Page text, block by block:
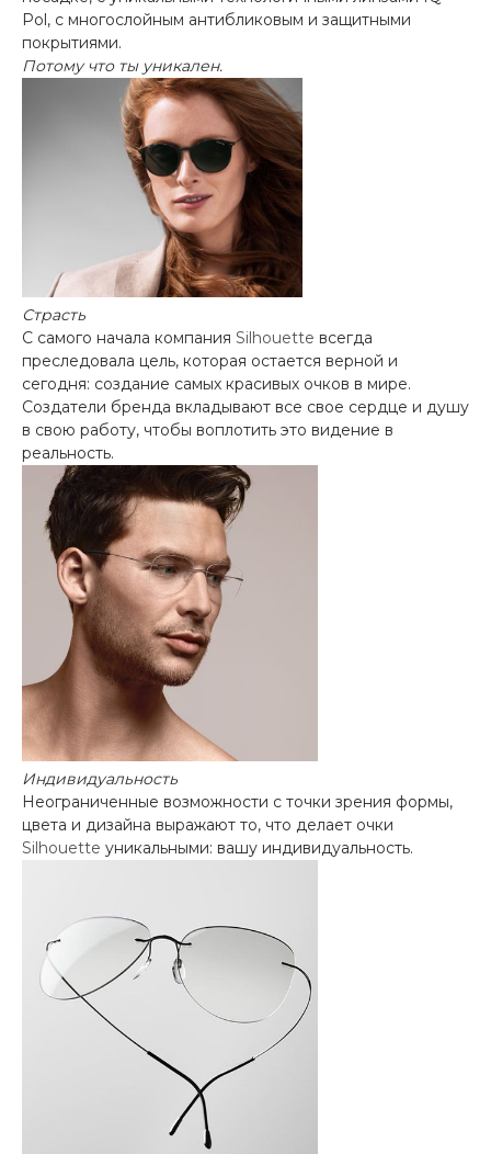
Pol, с многослойным антибликовым и защитными
покрытиями.
Потому что ты уникален.
Страсть
С самого начала компания Silhouette всегда
преследовала цель, которая остается верной и
сегодня: создание самых красивых очков в мире.
Создатели бренда вкладывают все свое сердце и душу
в свою работу, чтобы воплотить это видение в
реальность.
Индивидуальность
Неограниченные возможности с точки зрения формы,
цвета и дизайна выражают то, что делает очки
Silhouette уникальными: вашу индивидуальность.